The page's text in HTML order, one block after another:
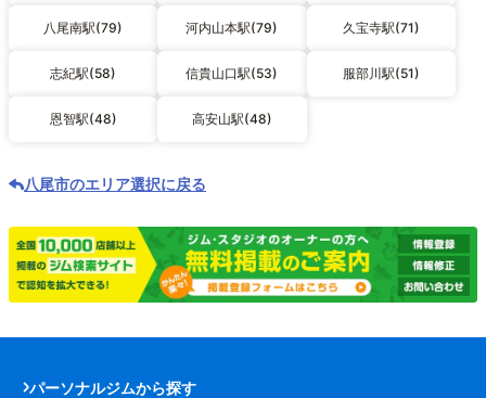
八尾南駅(79) 河内山本駅(79) 久宝寺駅(71)
志紀駅(58) 信貴山口駅(53) 服部川駅(51)
恩智駅(48) 高安山駅(48)
八尾市のエリア選択に戻る
パーソナルジムから探す